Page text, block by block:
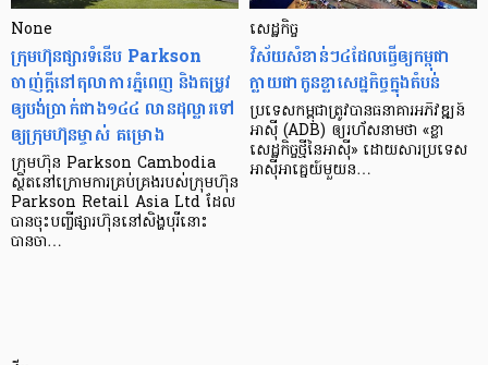
None
ក្រុមហ៊ុនផ្សារទំនើប Parkson
ចាញ់ក្ដីនៅតុលាការភ្នំពេញ និងតម្រូវ
ឲ្យបង់ប្រាក់ជាង១៤៤ លានដុល្លារទៅ
ឲ្យក្រុមហ៊ុនម្ចាស់ គម្រោង
ក្រុមហ៊ុន Parkson Cambodia
ស្ថិតនៅក្រោមការគ្រប់គ្រងរបស់ក្រុមហ៊ុន
Parkson Retail Asia Ltd ដែល
បានចុះបញ្ចីផ្សារហ៊ុននៅសិង្ហបុរីនោះ
បានចា…
សេដ្ឋកិច្ច​
វិស័យ​សំខាន់ៗ​៤​ដែល​ធ្វើ​ឲ្យ​កម្ពុជា​
ក្លាយ​ជា​កូន​ខ្លា​សេដ្ឋកិច្ច​ក្នុង​តំបន់
ប្រទេស​កម្ពុជា​ត្រូវ​បាន​ធនាគារ​អភិវឌ្ឍន៍​
អាស៊ី (ADB) ឲ្យ​រហ័ស​នាមថា «ខ្លា​
សេដ្ឋកិច្ច​ថ្មី​នៃ​អាស៊ី» ដោយសារ​ប្រទេស​
អាស៊ី​អាគ្នេយ៍​មួយ​ន…